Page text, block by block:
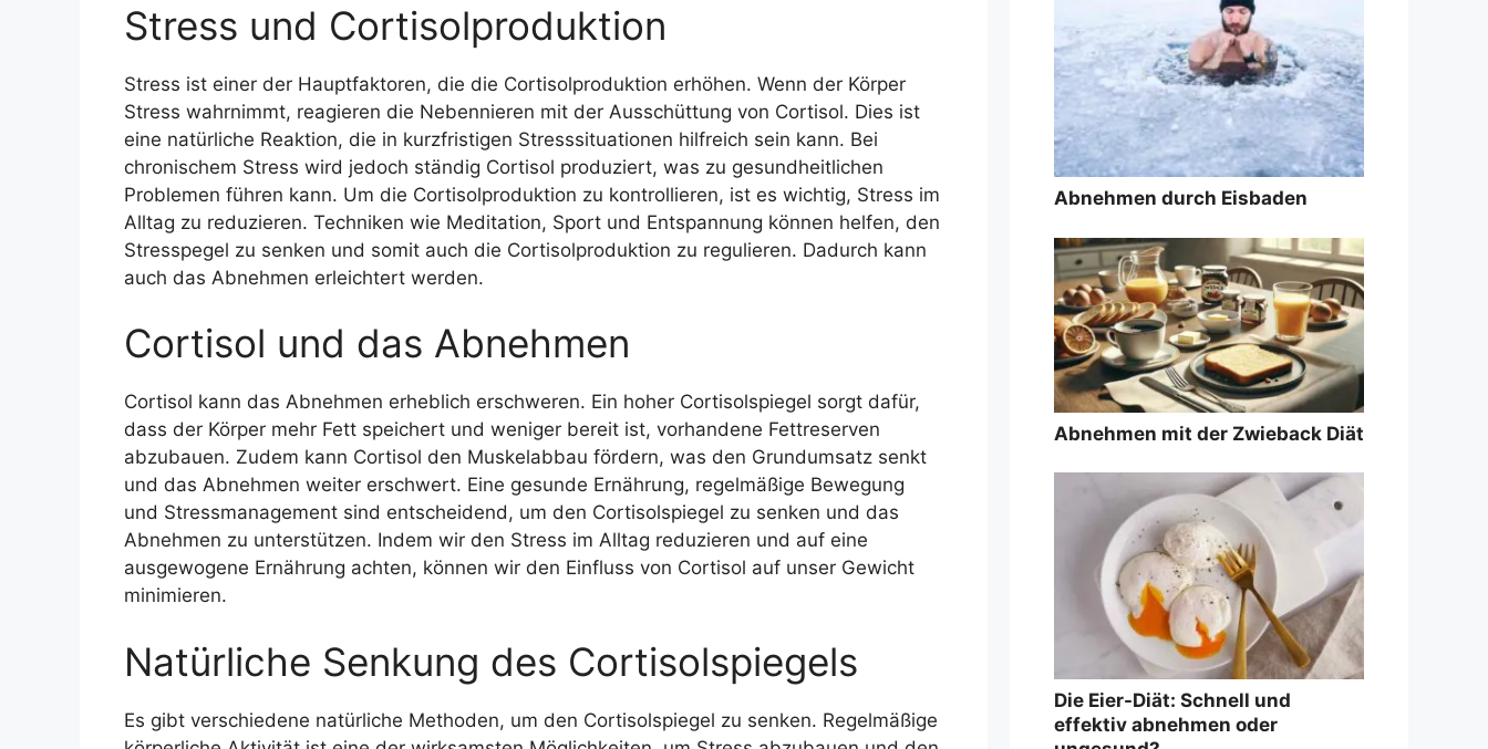
Stress und Cortisolproduktion
Stress ist einer der Hauptfaktoren, die die Cortisolproduktion erhöhen. Wenn der Körper
Stress wahrnimmt, reagieren die Nebennieren mit der Ausschüttung von Cortisol. Dies ist
eine natürliche Reaktion, die in kurzfristigen Stresssituationen hilfreich sein kann. Bei
chronischem Stress wird jedoch ständig Cortisol produziert, was zu gesundheitlichen
Problemen führen kann. Um die Cortisolproduktion zu kontrollieren, ist es wichtig, Stress im
Alltag zu reduzieren. Techniken wie Meditation, Sport und Entspannung können helfen, den
Stresspegel zu senken und somit auch die Cortisolproduktion zu regulieren. Dadurch kann
auch das Abnehmen erleichtert werden.
Cortisol und das Abnehmen
Cortisol kann das Abnehmen erheblich erschweren. Ein hoher Cortisolspiegel sorgt dafür,
dass der Körper mehr Fett speichert und weniger bereit ist, vorhandene Fettreserven
abzubauen. Zudem kann Cortisol den Muskelabbau fördern, was den Grundumsatz senkt
und das Abnehmen weiter erschwert. Eine gesunde Ernährung, regelmäßige Bewegung
und Stressmanagement sind entscheidend, um den Cortisolspiegel zu senken und das
Abnehmen zu unterstützen. Indem wir den Stress im Alltag reduzieren und auf eine
ausgewogene Ernährung achten, können wir den Einfluss von Cortisol auf unser Gewicht
minimieren.
Natürliche Senkung des Cortisolspiegels
Es gibt verschiedene natürliche Methoden, um den Cortisolspiegel zu senken. Regelmäßige
Abnehmen durch Eisbaden
Abnehmen mit der Zwieback Diät
Die Eier-Diät: Schnell und
effektiv abnehmen oder